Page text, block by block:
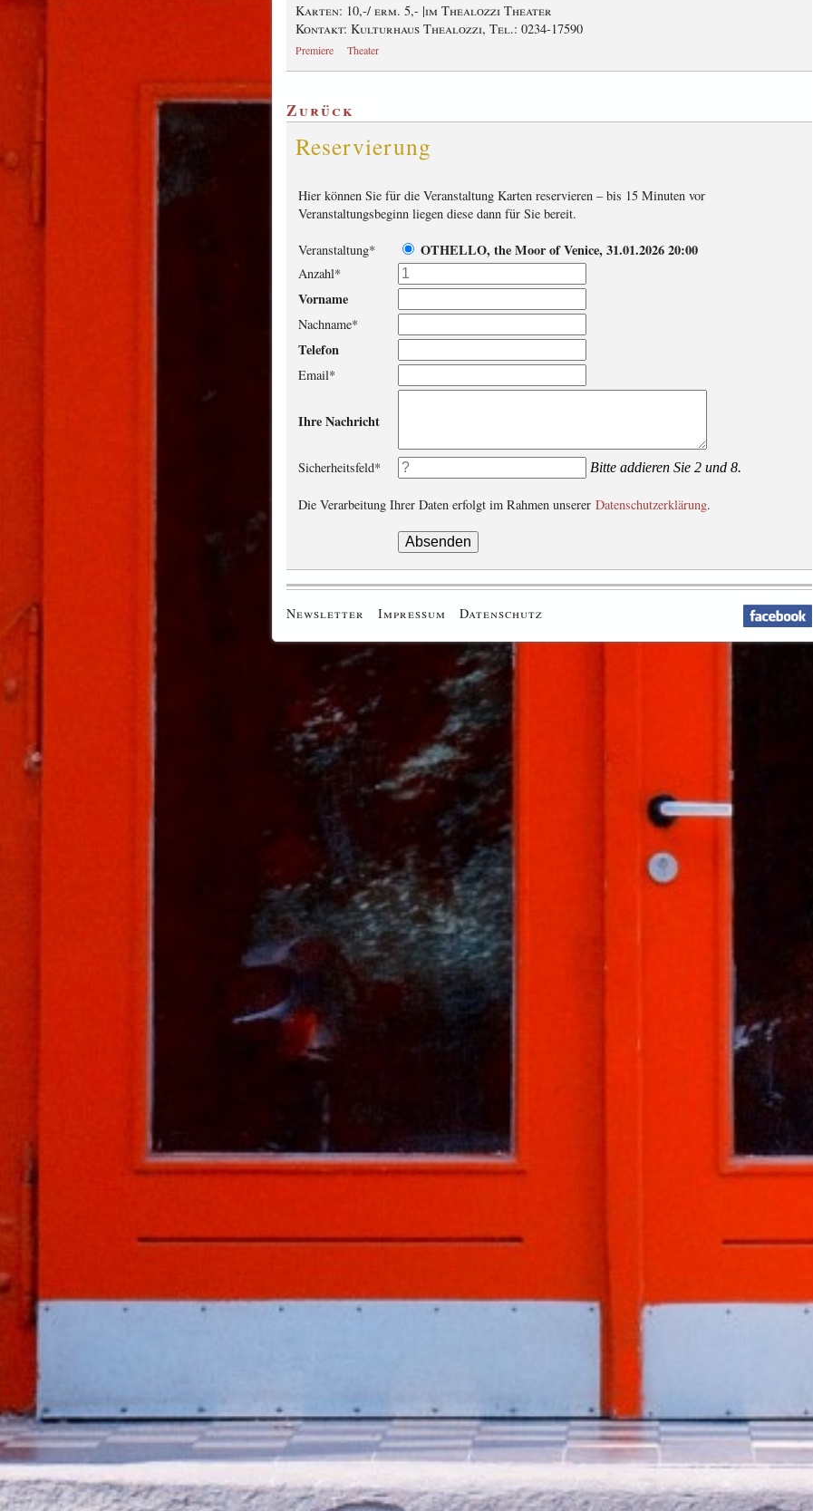
Karten: 10,-/ erm. 5,- |im Thealozzi Theater
Kontakt: Kulturhaus Thealozzi, Tel.: 0234-17590
Premiere Theater
Zurück
Reservierung
Hier können Sie für die Veranstaltung Karten reservieren – bis 15 Minuten vor
Veranstaltungsbeginn liegen diese dann für Sie bereit.
Veranstaltung* OTHELLO, the Moor of Venice, 31.01.2026 20:00
Anzahl*
Vorname
Nachname*
Telefon
Email*
Ihre Nachricht
Sicherheitsfeld* Bitte addieren Sie 2 und 8.
Die Verarbeitung Ihrer Daten erfolgt im Rahmen unserer Datenschutzerklärung.
Newsletter Impressum Datenschutz